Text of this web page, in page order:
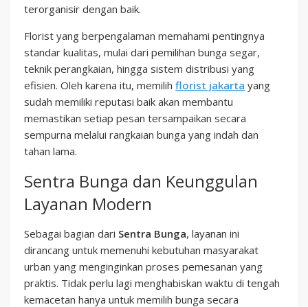
terorganisir dengan baik.
Florist yang berpengalaman memahami pentingnya
standar kualitas, mulai dari pemilihan bunga segar,
teknik perangkaian, hingga sistem distribusi yang
efisien. Oleh karena itu, memilih florist jakarta yang
sudah memiliki reputasi baik akan membantu
memastikan setiap pesan tersampaikan secara
sempurna melalui rangkaian bunga yang indah dan
tahan lama.
Sentra Bunga dan Keunggulan
Layanan Modern
Sebagai bagian dari Sentra Bunga, layanan ini
dirancang untuk memenuhi kebutuhan masyarakat
urban yang menginginkan proses pemesanan yang
praktis. Tidak perlu lagi menghabiskan waktu di tengah
kemacetan hanya untuk memilih bunga secara